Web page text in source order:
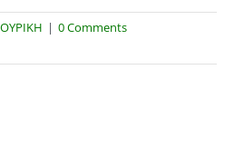
| 0 Comments